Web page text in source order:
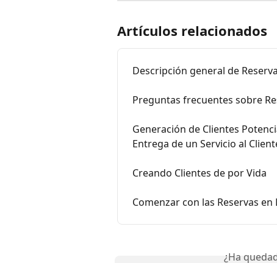
Artículos relacionados
Descripción general de
Preguntas frecuentes sobre
Generación de Clientes
Entrega de un Servicio al
Creando Clientes de por Vida
Comenzar con las Reservas en
¿Ha